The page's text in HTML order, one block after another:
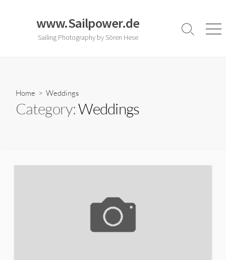
www.Sailpower.de
Sailing Photography by Sören Hese
Search
Home > Weddings
Category:Weddings